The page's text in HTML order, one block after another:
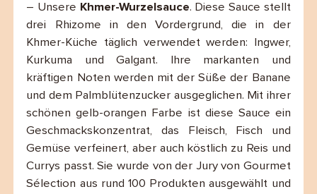
– Unsere Khmer-Wurzelsauce. Diese Sauce stellt
drei Rhizome in den Vordergrund, die in der
Khmer-Küche täglich verwendet werden: Ingwer,
Kurkuma und Galgant. Ihre markanten und
kräftigen Noten werden mit der Süße der Banane
und dem Palmblütenzucker ausgeglichen. Mit ihrer
schönen gelb-orangen Farbe ist diese Sauce ein
Geschmackskonzentrat, das Fleisch, Fisch und
Gemüse verfeinert, aber auch köstlich zu Reis und
Currys passt. Sie wurde von der Jury von Gourmet
Sélection aus rund 100 Produkten ausgewählt und